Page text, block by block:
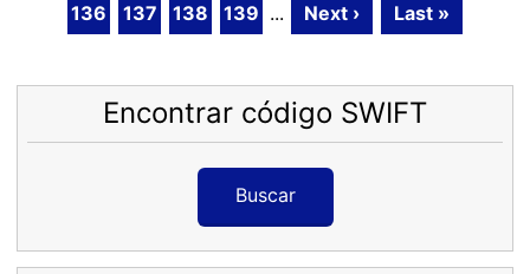
136
137 138 139 ... Next › Last »
Encontrar código SWIFT
Buscar